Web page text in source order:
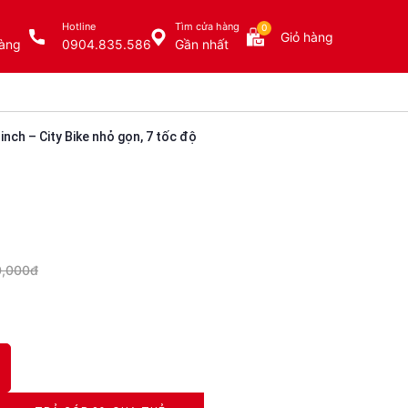
Hotline
0904.835.586
Tìm cửa hàng
Gần nhất
0
Giỏ hàng
– City Bike nhỏ gọn, 7 tốc độ